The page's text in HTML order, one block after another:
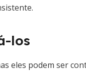
los
eles podem ser